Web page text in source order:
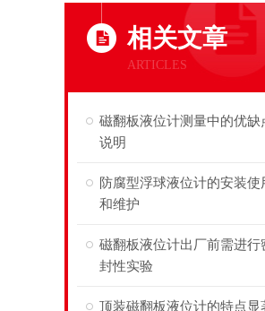
相关文章
ARTICLES
磁翻板液位计测量中的优缺
说明
防腐型浮球液位计的安装使
和维护
磁翻板液位计出厂前需进行
封性实验
顶装磁翻板液位计的特点显